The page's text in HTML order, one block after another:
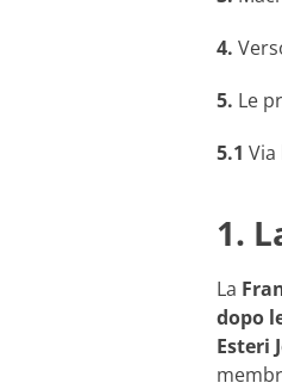
4.
5. Le
5.1
1.
La
dopo
Esteri